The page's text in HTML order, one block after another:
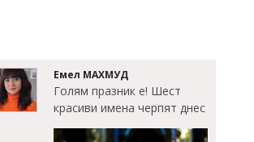
Емел МАХМУД
Голям празник е! Шест
красиви имена черпят днес